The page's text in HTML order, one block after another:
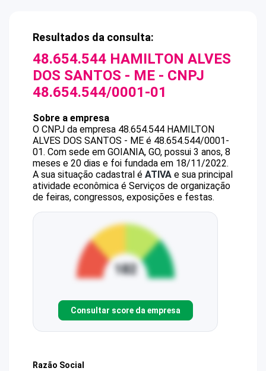
Resultados da consulta:
48.654.544 HAMILTON ALVES
DOS SANTOS - ME - CNPJ
48.654.544/0001-01
Sobre a empresa
O CNPJ da empresa 48.654.544 HAMILTON
ALVES DOS SANTOS - ME é 48.654.544/0001-
01. Com sede em GOIANIA, GO, possui 3 anos, 8
meses e 20 dias e foi fundada em 18/11/2022.
A sua situação cadastral é ATIVA e sua principal
atividade econômica é Serviços de organização
de feiras, congressos, exposições e festas.
Consultar score da empresa
Razão Social